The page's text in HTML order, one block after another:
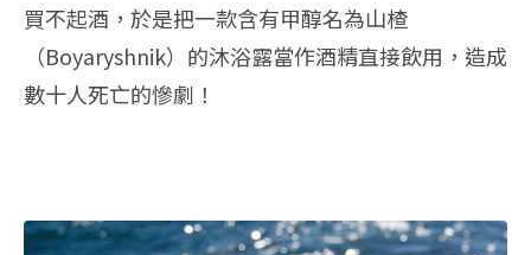
買不起酒，於是把一款含有甲醇名為山楂
（Boyaryshnik）的沐浴露當作酒精直接飲用，造成
數十人死亡的慘劇！